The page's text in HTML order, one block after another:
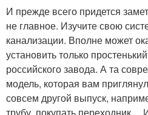
И прежде всего придется
не главное. Изучите свою
канализации. Вполне может
установить только
российского завода. А та
модель, которая вам
совсем другой выпуск,